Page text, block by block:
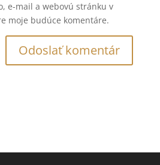
e-mail a webovú stránku v
moje budúce komentáre.